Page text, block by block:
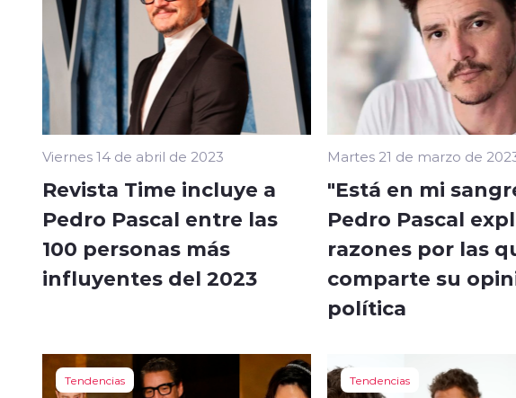
Viernes 14 de abril de 2023
Revista Time incluye a
Pedro Pascal entre las
100 personas más
influyentes del 2023
Martes 21 de marzo de
"Está en mi
Pedro Pascal
razones por las
comparte su
política
Tendencias Tendencias